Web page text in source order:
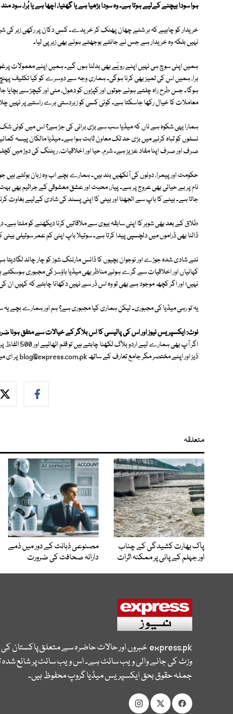
ہوا سودا بیچنے کےلیے ہوتا ہے۔ وہ سودا بڑھیا ہے یا گھٹیا، اچھا ہے یا بُرا، سود
خریدار کو چاہیے کہ ہر شئے چھان پھٹک کر خریدے۔ کسی دکان پر رکھی زہر کی
نہیں بلکہ وہ خریدار ہے جس نے جانتے بوجھتے ہوئے بھی زہر پی لیا۔
ہمیں اپنی سوچ ہی نہیں اپنے رویّے بھی بدلنا ہوں گے۔ ہمیں اپنے معمولات پرغور
برا، ہمیں اس کی تمیز بھی کرنا ہوگی۔ ہماری وجہ سے دوسرے کو کیا تکلیف
ہوگا۔ جس طرح راہ چلتے ہوئے جوتوں اور کپڑوں کو دھول، مٹی اور کیچڑ سے
معاملات کا خیال رکھا جاسکتا ہے۔ کوئی کسی کو زبردستی برے راستے پر نہیں
ہمارا یہی شکوہ ہے ناں کہ میڈیا سب سے بڑی برائی کی جڑ ہے؟ اس میں کوئی شک
نسلوں کو تباہ کرنے میں بڑی حد تک معاون ثابت ہوا ہے۔ میڈیا مالکان پیسہ
صرف اور صرف اپنا مفاد عزیز ہے۔ شرم، حیا اور اخلاقیات، ریٹنگ کی دوڑ میں
حکومت اور پیمرا، دونوں کی آنکھیں بند ہیں۔ ہمارے بچے اب وہ زبان بولتے ہیں
نام پر بے حیائی بھی عروج پر ہے۔ پیار، محبت اور عشق معشوقی کے جراثیم بھی
جاتا ہے۔ بیٹے کا باپ سے الجھنا اور بیٹی کا اپنی پسند کی شادی کےلیے بغاوت
طلاق کے بعد بھی شوہر کا اپنی سابقہ بیوی سے ملاقاتیں کرنا دیکھنے کو ملتا ہے۔
ڈالنا بھی ڈراموں میں دلچسپی پیدا کرتا ہے۔ سوتیلا باپ اپنی کم عمر سوتیلی بیٹی
نئے شادی شدہ جوڑے اور نوجوان بچیوں کا ڈانس مارننگ شوز کو چار چاند
کہانیاں اور اخلاقیات سے گرے ہوئے مناظر بھی میڈیا ہاؤسز کی مجبوری
نہیں؛ اور اگر کچھ موجود ہے بھی تو وہ اس ڈر سے نہیں دکھانا چاہتے کہ کہیں ان
یہ تو رہی میڈیا کی مجبوری۔ لیکن ہماری کیا مجبوری ہے؟ ہم اور ہمارے بچے یہ
نوٹ: ایکسپریس نیوز اور اس کی پالیسی کا اس بلاگر کے خیالات سے متفق ہونا
اگر آپ بھی
ڈیز اور اپنے مختصر مگر جامع تعارف کے ساتھblog@express.com.pkپر ای
متعلقہ
پاک بھارت کشیدگی کے چناب
اور جہلم کے پانی پر ممکنہ اثرات
مصنوعی ذہانت کے دور میں ذمے
دارانہ صحافت کی ضرورت
express.pkخبروں اور حالات حاضرہ سے متعلق پاکستان
وزٹ کی جانے والی ویب سائٹ ہے۔ اس ویب سائٹ پر شائع شدہ
جملہ حقوق بحق ایکسپریس میڈیا گروپ محفوظ ہیں۔